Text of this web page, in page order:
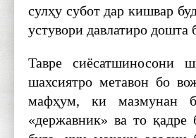
сулҳу субот дар кишвар
устувори давлатиро дошта
Тавре сиёсатшиносони
шахсиятро метавон бо
мафҳум, ки мазмунан
«державник» ва то қадре